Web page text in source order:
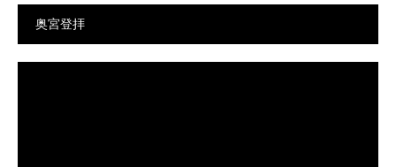
奥宮登拝